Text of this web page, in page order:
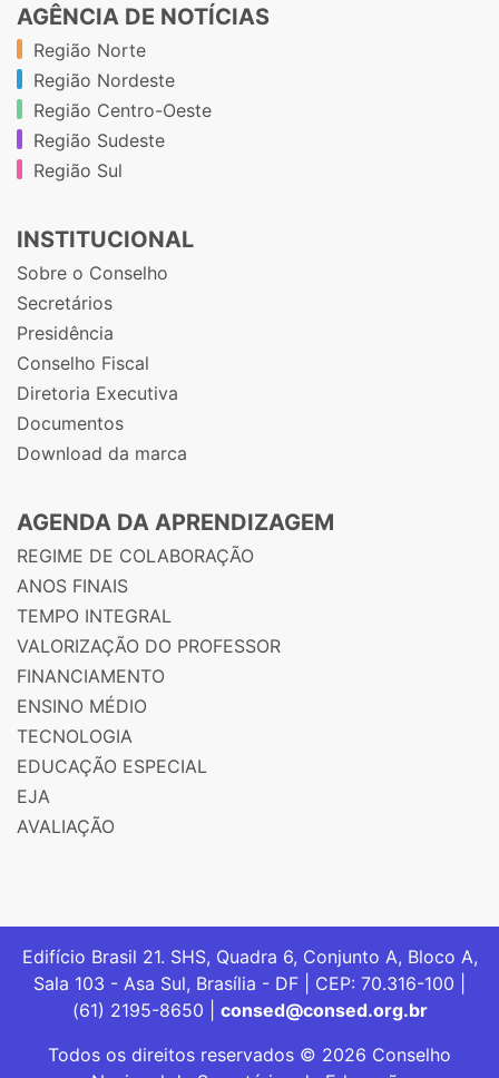
AGÊNCIA DE NOTÍCIAS
Região Norte
Região Nordeste
Região Centro-Oeste
Região Sudeste
Região Sul
INSTITUCIONAL
Sobre o Conselho
Secretários
Presidência
Conselho Fiscal
Diretoria Executiva
Documentos
Download da marca
AGENDA DA APRENDIZAGEM
REGIME DE COLABORAÇÃO
ANOS FINAIS
TEMPO INTEGRAL
VALORIZAÇÃO DO PROFESSOR
FINANCIAMENTO
ENSINO MÉDIO
TECNOLOGIA
EDUCAÇÃO ESPECIAL
EJA
AVALIAÇÃO
Edifício Brasil 21. SHS, Quadra 6, Conjunto A, Bloco A,
Sala 103 - Asa Sul, Brasília - DF | CEP: 70.316-100 |
(61) 2195-8650 | consed@consed.org.br
Todos os direitos reservados © 2026 Conselho